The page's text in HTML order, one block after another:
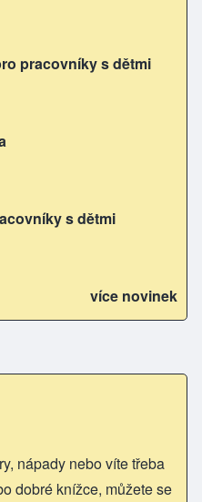
pracovníky s dětmi
s dětmi
více novinek
nápady nebo víte třeba
dobré knížce, můžete se